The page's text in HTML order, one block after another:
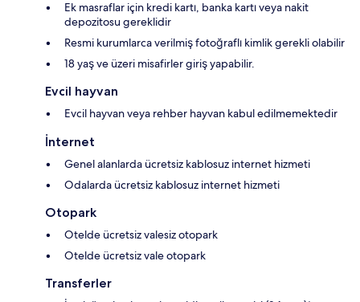
Ek masraflar için kredi kartı, banka kartı veya nakit
depozitosu gereklidir
Resmi kurumlarca verilmiş fotoğraflı kimlik gerekli olabilir
18 yaş ve üzeri misafirler giriş yapabilir.
Evcil hayvan
Evcil hayvan veya rehber hayvan kabul edilmemektedir
İnternet
Genel alanlarda ücretsiz kablosuz internet hizmeti
Odalarda ücretsiz kablosuz internet hizmeti
Otopark
Otelde ücretsiz valesiz otopark
Otelde ücretsiz vale otopark
Transferler